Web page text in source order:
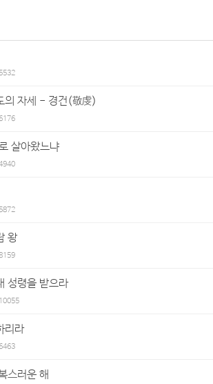
5532
의 자세 - 경건(敬虔)
살아왔느냐
5872
왕
성령을 받으라
10055
리라
스러운 해